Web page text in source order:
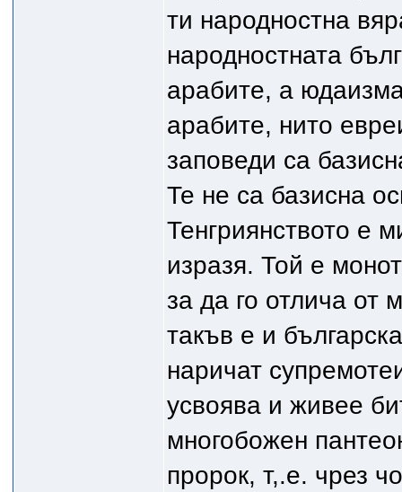
ти народностна
народностната
арабите, а
арабите, нито
заповеди са
Те не са базисна
Тенгриянството е
изразя. Той е
за да го отлича от
такъв е и
наричат
усвоява и живее
многобожен
пророк, т,.е. чрез